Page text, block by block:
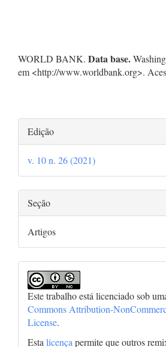
WORLD BANK. Data base.
em <http://www.worldbank.org>.
Detalhes
do
artigo
Edição
v. 10 n. 26 (2021)
Seção
Artigos
Este trabalho está licenciado sob
Commons Attribution-
License.
Estalicençapermite que outros